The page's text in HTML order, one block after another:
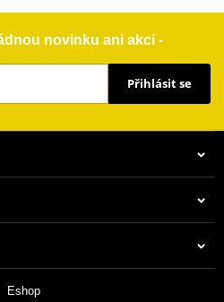
novinku ani akci -
Přihlásit se
Eshop